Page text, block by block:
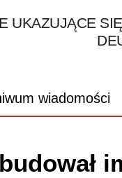
UKAZUJĄCE
wiadomości